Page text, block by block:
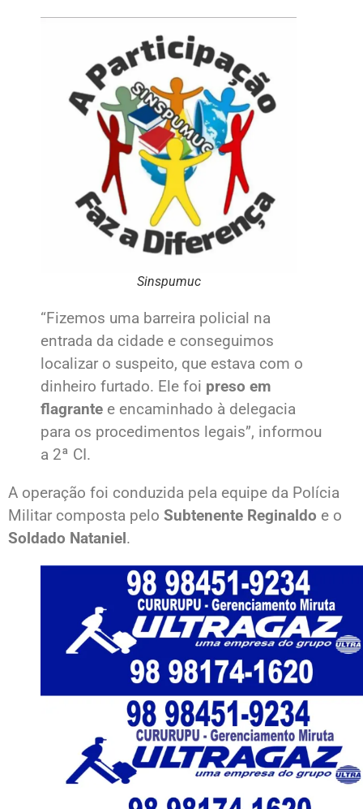
Sinspumuc
“Fizemos uma barreira policial na
entrada da cidade e conseguimos
localizar o suspeito, que estava com o
dinheiro furtado. Ele foi preso em
flagrante e encaminhado à delegacia
para os procedimentos legais”, informou
a 2ª CI.
A operação foi conduzida pela equipe da Polícia
Militar composta pelo Subtenente Reginaldo e o
Soldado Nataniel.